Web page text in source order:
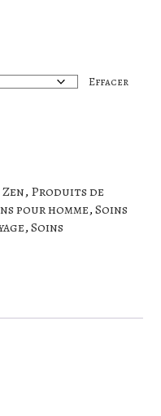
Effacer
, Produits de
pour homme,Soins
,Soins